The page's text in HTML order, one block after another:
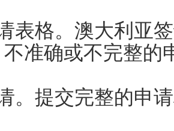
表格。澳大利亚
准确或不完整的
。提交完整的申